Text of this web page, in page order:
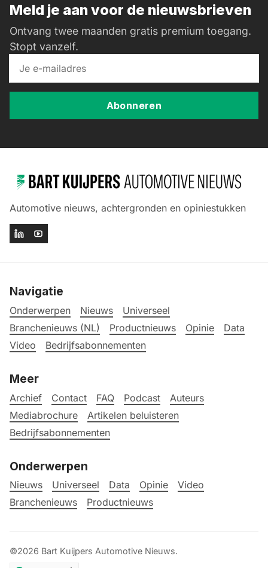
Meld je aan voor de nieuwsbrieven
Ontvang twee maanden gratis premium toegang.
Stopt vanzelf.
Abonneren
Automotive nieuws, achtergronden en opiniestukken
Navigatie
Onderwerpen Nieuws
Universeel
Branchenieuws (NL)
Productnieuws Opinie
Data
Video
Bedrijfsabonnementen
Meer
Archief Contact FAQ Podcast
Auteurs
Mediabrochure
Artikelen beluisteren
Bedrijfsabonnementen
Onderwerpen
Nieuws Universeel Data Opinie
Video
Branchenieuws
Productnieuws
©2026 Bart Kuijpers Automotive Nieuws.